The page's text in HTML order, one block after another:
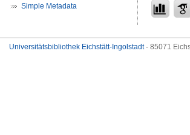
Simple Metadata
Universitätsbibliothek Eichstätt-Ingolstadt- 85071